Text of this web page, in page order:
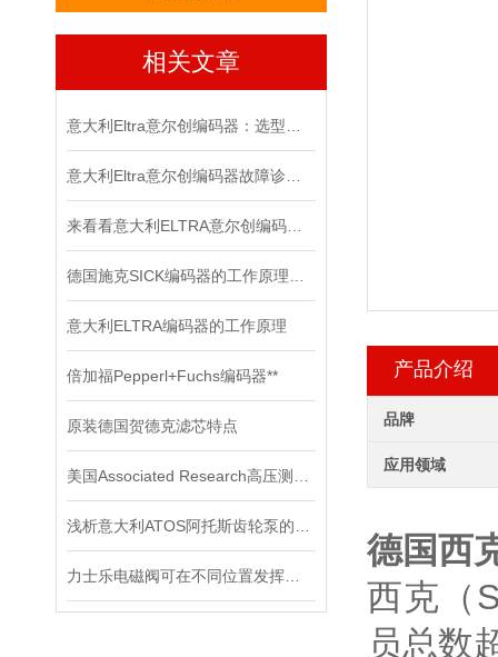
相关文章
意大利ELTRA编码器的工作原理
倍加福Pepperl+Fuchs编码器**
原装德国贺德克滤芯特点
产品介绍
品牌
应用领域
德国西
西克（
员总数